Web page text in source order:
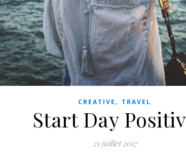
CREATIVE , TRAVEL
Start Day
25 juillet 2017